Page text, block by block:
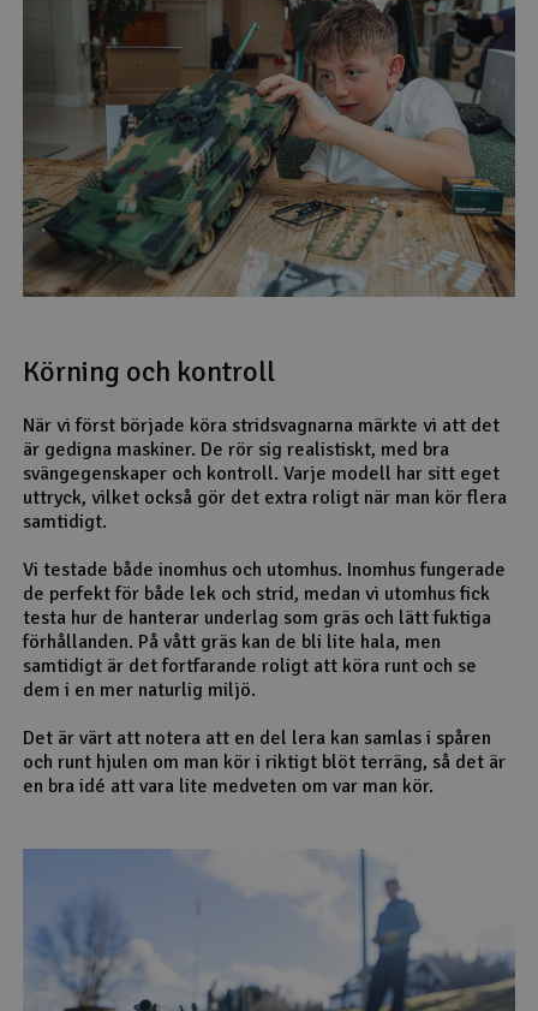
Körning och kontroll
När vi först började köra stridsvagnarna märkte vi att det
är gedigna maskiner. De rör sig realistiskt, med bra
svängegenskaper och kontroll. Varje modell har sitt eget
uttryck, vilket också gör det extra roligt när man kör flera
samtidigt.
Vi testade både inomhus och utomhus. Inomhus fungerade
de perfekt för både lek och strid, medan vi utomhus fick
testa hur de hanterar underlag som gräs och lätt fuktiga
förhållanden. På vått gräs kan de bli lite hala, men
samtidigt är det fortfarande roligt att köra runt och se
dem i en mer naturlig miljö.
Det är värt att notera att en del lera kan samlas i spåren
och runt hjulen om man kör i riktigt blöt terräng, så det är
en bra idé att vara lite medveten om var man kör.